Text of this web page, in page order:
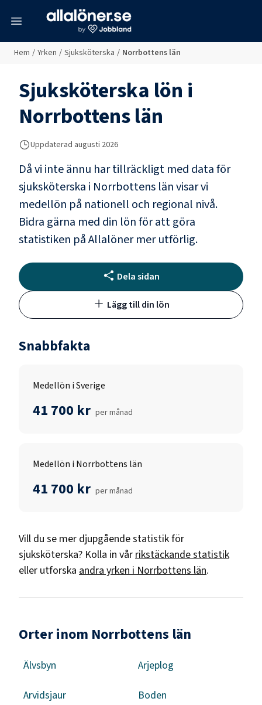
Hem / Yrken / Sjuksköterska / Norrbottens län
Sjuksköterska lön i
Norrbottens län
Uppdaterad augusti 2026
Då vi inte ännu har tillräckligt med data för
sjuksköterska i Norrbottens länvisar vi
medellön på nationell och regional nivå.
Bidra gärna med din lön för att göra
statistiken på Allalöner mer utförlig.
Dela sidan
Lägg till din lön
Snabbfakta
Medellön i Sverige
41 700 kr per månad
Medellön i Norrbottens län
41 700 kr per månad
Vill du se mer djupgående statistik för
sjuksköterska? Kolla in vår rikstäckande statistik
eller utforska andra yrken i Norrbottens län.
Orter inom Norrbottens län
Älvsbyn Arjeplog
Arvidsjaur Boden